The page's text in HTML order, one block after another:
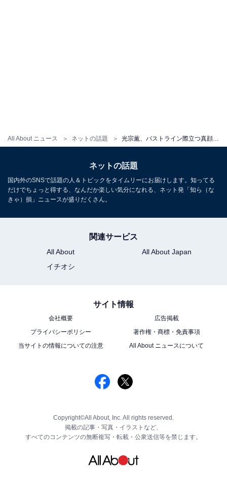
All About ニュース ネットの話題
ネットの話題
国内外のSNSで話題の人＆トピックをタイムリーにお届けします。知ってる
だけでちょっと得する、なんだか楽しい気分になれる、ネット発「知ら（な
きゃ）損」ニュースが盛りだくさん。
関連サービス
All About
All About Japan
イチオシ
サイト情報
会社概要
広告掲載
プライバシーポリシー
著作権・商標・免責事項
当サイトの情報についての注意
All About ニュースについて
Copyright©All About, Inc. All rights reserved.
掲載の記事・写真・イラストなど、
すべてのコンテンツの無断複写・転載・公衆送信等を禁じます。